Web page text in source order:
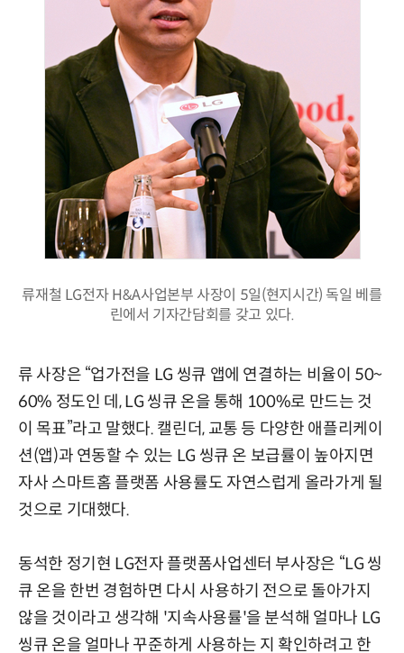
류재철 LG전자 H&A사업본부 사장이 5일(현지시간) 독일 베를
린에서 기자간담회를 갖고 있다.
류 사장은 “업가전을 LG 씽큐 앱에 연결하는 비율이 50~
60% 정도인 데, LG 씽큐 온을 통해 100%로 만드는 것
이 목표”라고 말했다. 캘린더, 교통 등 다양한 애플리케이
션(앱)과 연동할 수 있는 LG 씽큐 온 보급률이 높아지면
자사 스마트홈 플랫폼 사용률도 자연스럽게 올라가게 될
것으로 기대했다.
동석한 정기현 LG전자 플랫폼사업센터 부사장은 “LG 씽
큐 온을 한번 경험하면 다시 사용하기 전으로 돌아가지
않을 것이라고 생각해 '지속사용률'을 분석해 얼마나 LG
씽큐 온을 얼마나 꾸준하게 사용하는 지 확인하려고 한